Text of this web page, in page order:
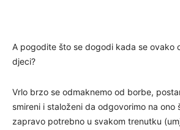
A pogodite što se dogodi kada se ovako
djeci?
Vrlo brzo se odmaknemo od borbe,
smireni i staloženi da odgovorimo na ono
zapravo potrebno u svakom trenutku